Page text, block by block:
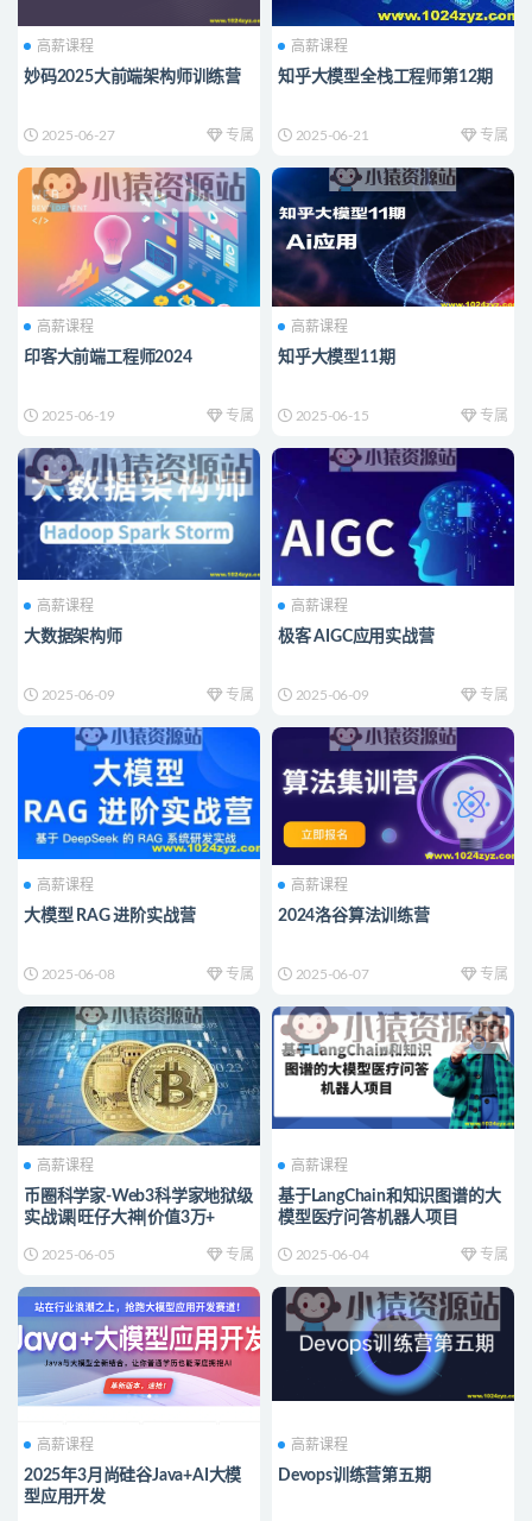
高薪课程
妙码2025大前端架构师训练营
2025-06-27 专属
高薪课程
知乎大模型全栈工程师第12期
2025-06-21 专属
高薪课程
印客大前端工程师2024
2025-06-19 专属
高薪课程
知乎大模型11期
2025-06-15 专属
高薪课程
大数据架构师
2025-06-09 专属
高薪课程
极客 AIGC应用实战营
2025-06-09 专属
高薪课程
大模型 RAG 进阶实战营
2025-06-08 专属
高薪课程
2024洛谷算法训练营
2025-06-07 专属
高薪课程
币圈科学家-Web3科学家地狱级
实战课|旺仔大神|价值3万+
2025-06-05 专属
高薪课程
基于LangChain和知识图谱的大
模型医疗问答机器人项目
2025-06-04 专属
高薪课程
2025年3月尚硅谷Java+AI大模
型应用开发
高薪课程
Devops训练营第五期